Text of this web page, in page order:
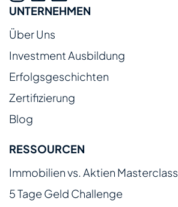
UNTERNEHMEN
Über Uns
Investment Ausbildung
Erfolgsgeschichten
Zertifizierung
Blog
RESSOURCEN
Immobilien vs. Aktien Masterclass
5 Tage Geld Challenge